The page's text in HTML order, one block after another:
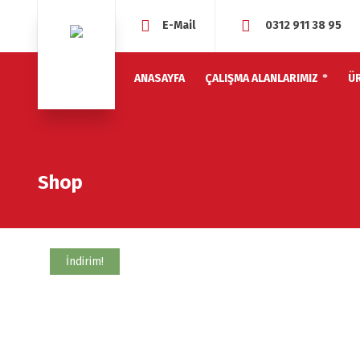
E-Mail 0312 911 38 95
ANASAYFA ÇALIŞMA ALANLARIMIZ
Shop
İndirim!